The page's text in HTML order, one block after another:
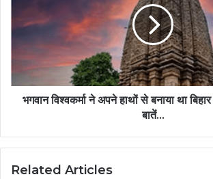
भगवान विश्वकर्मा ने अपने हाथों से बनाया था
बातें...
Related Articles